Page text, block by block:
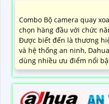
Combo Bộ camera quay
chọn hàng đầu với chức
Được biết đến là thương
và hệ thống an ninh,
dùng nhiều ưu điểm nổi